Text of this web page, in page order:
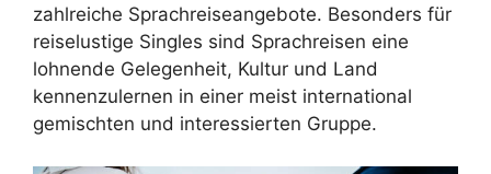
zahlreiche Sprachreiseangebote. Besonders für
reiselustige Singles sind Sprachreisen eine
lohnende Gelegenheit, Kultur und Land
kennenzulernen in einer meist international
gemischten und interessierten Gruppe.